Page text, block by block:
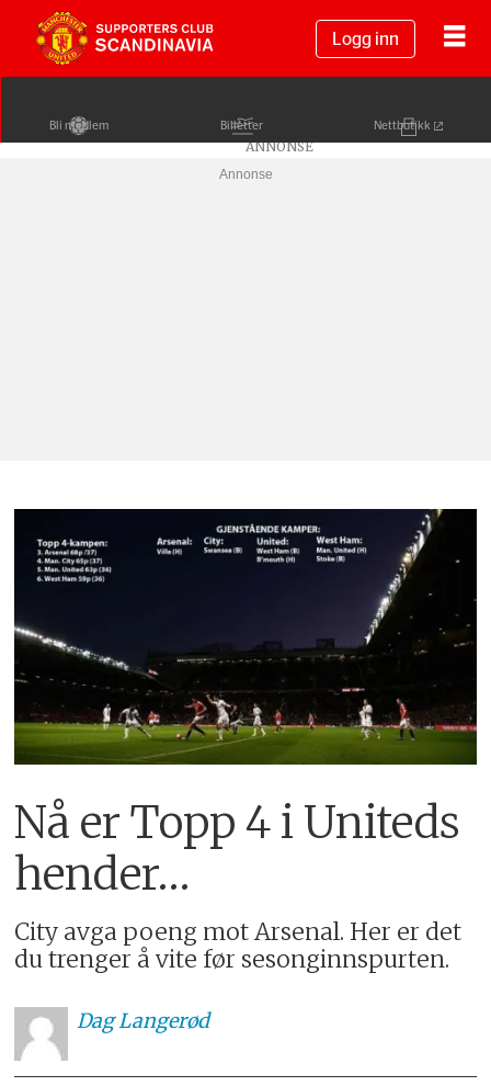
Logg inn
Bli medlem Billetter Nettbutikk
Annonse
Nå er Topp 4 i Uniteds
hender…
City avga poeng mot Arsenal. Her er det
du trenger å vite før sesonginnspurten.
DagLangerød